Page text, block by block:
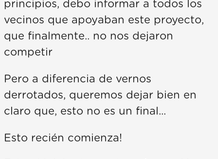
principios, debo informar a todos los
vecinos que apoyaban este proyecto,
que finalmente.. no nos dejaron
competir
Pero a diferencia de vernos
derrotados, queremos dejar bien en
claro que, esto no es un final...
Esto recién comienza!